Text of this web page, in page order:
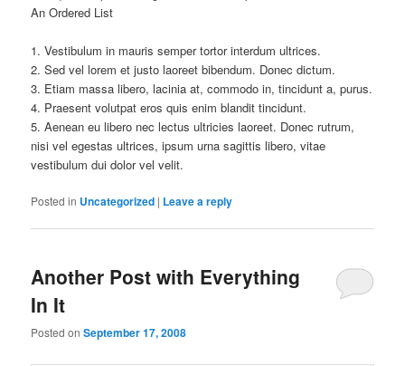
An Ordered List
1. Vestibulum in mauris semper tortor interdum ultrices.
2. Sed vel lorem et justo laoreet bibendum. Donec dictum.
3. Etiam massa libero, lacinia at, commodo in, tincidunt a, purus.
4. Praesent volutpat eros quis enim blandit tincidunt.
5. Aenean eu libero nec lectus ultricies laoreet. Donec rutrum,
nisi vel egestas ultrices, ipsum urna sagittis libero, vitae
vestibulum dui dolor vel velit.
Posted in Uncategorized | Leave a reply
Another Post with Everything
In It
Posted onSeptember 17, 2008